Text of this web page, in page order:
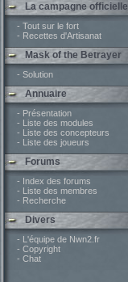
La campagne officielle
- Tout sur le fort
- Recettes d'Artisanat
Mask of the Betrayer
- Solution
Annuaire
- Présentation
- Liste des modules
- Liste des concepteurs
- Liste des joueurs
Forums
- Index des forums
- Liste des membres
- Recherche
Divers
- L'équipe de Nwn2.fr
- Copyright
- Chat